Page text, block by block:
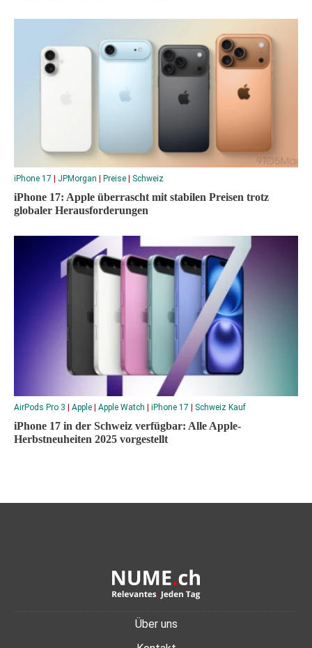
iPhone 17 | JPMorgan | Preise | Schweiz
iPhone 17: Apple überrascht mit stabilen Preisen trotz
globaler Herausforderungen
AirPods Pro 3 | Apple | Apple Watch | iPhone 17 | Schweiz Kauf
iPhone 17 in der Schweiz verfügbar: Alle Apple-
Herbstneuheiten 2025 vorgestellt
Über uns